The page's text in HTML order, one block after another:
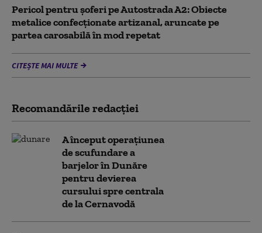
Pericol pentru şoferi pe Autostrada A2: Obiecte
metalice confecţionate artizanal, aruncate pe
partea carosabilă în mod repetat
CITEȘTE MAI MULTE
Recomandările redacţiei
A început operațiunea
de scufundare a
barjelor în Dunăre
pentru devierea
cursului spre centrala
de la Cernavodă